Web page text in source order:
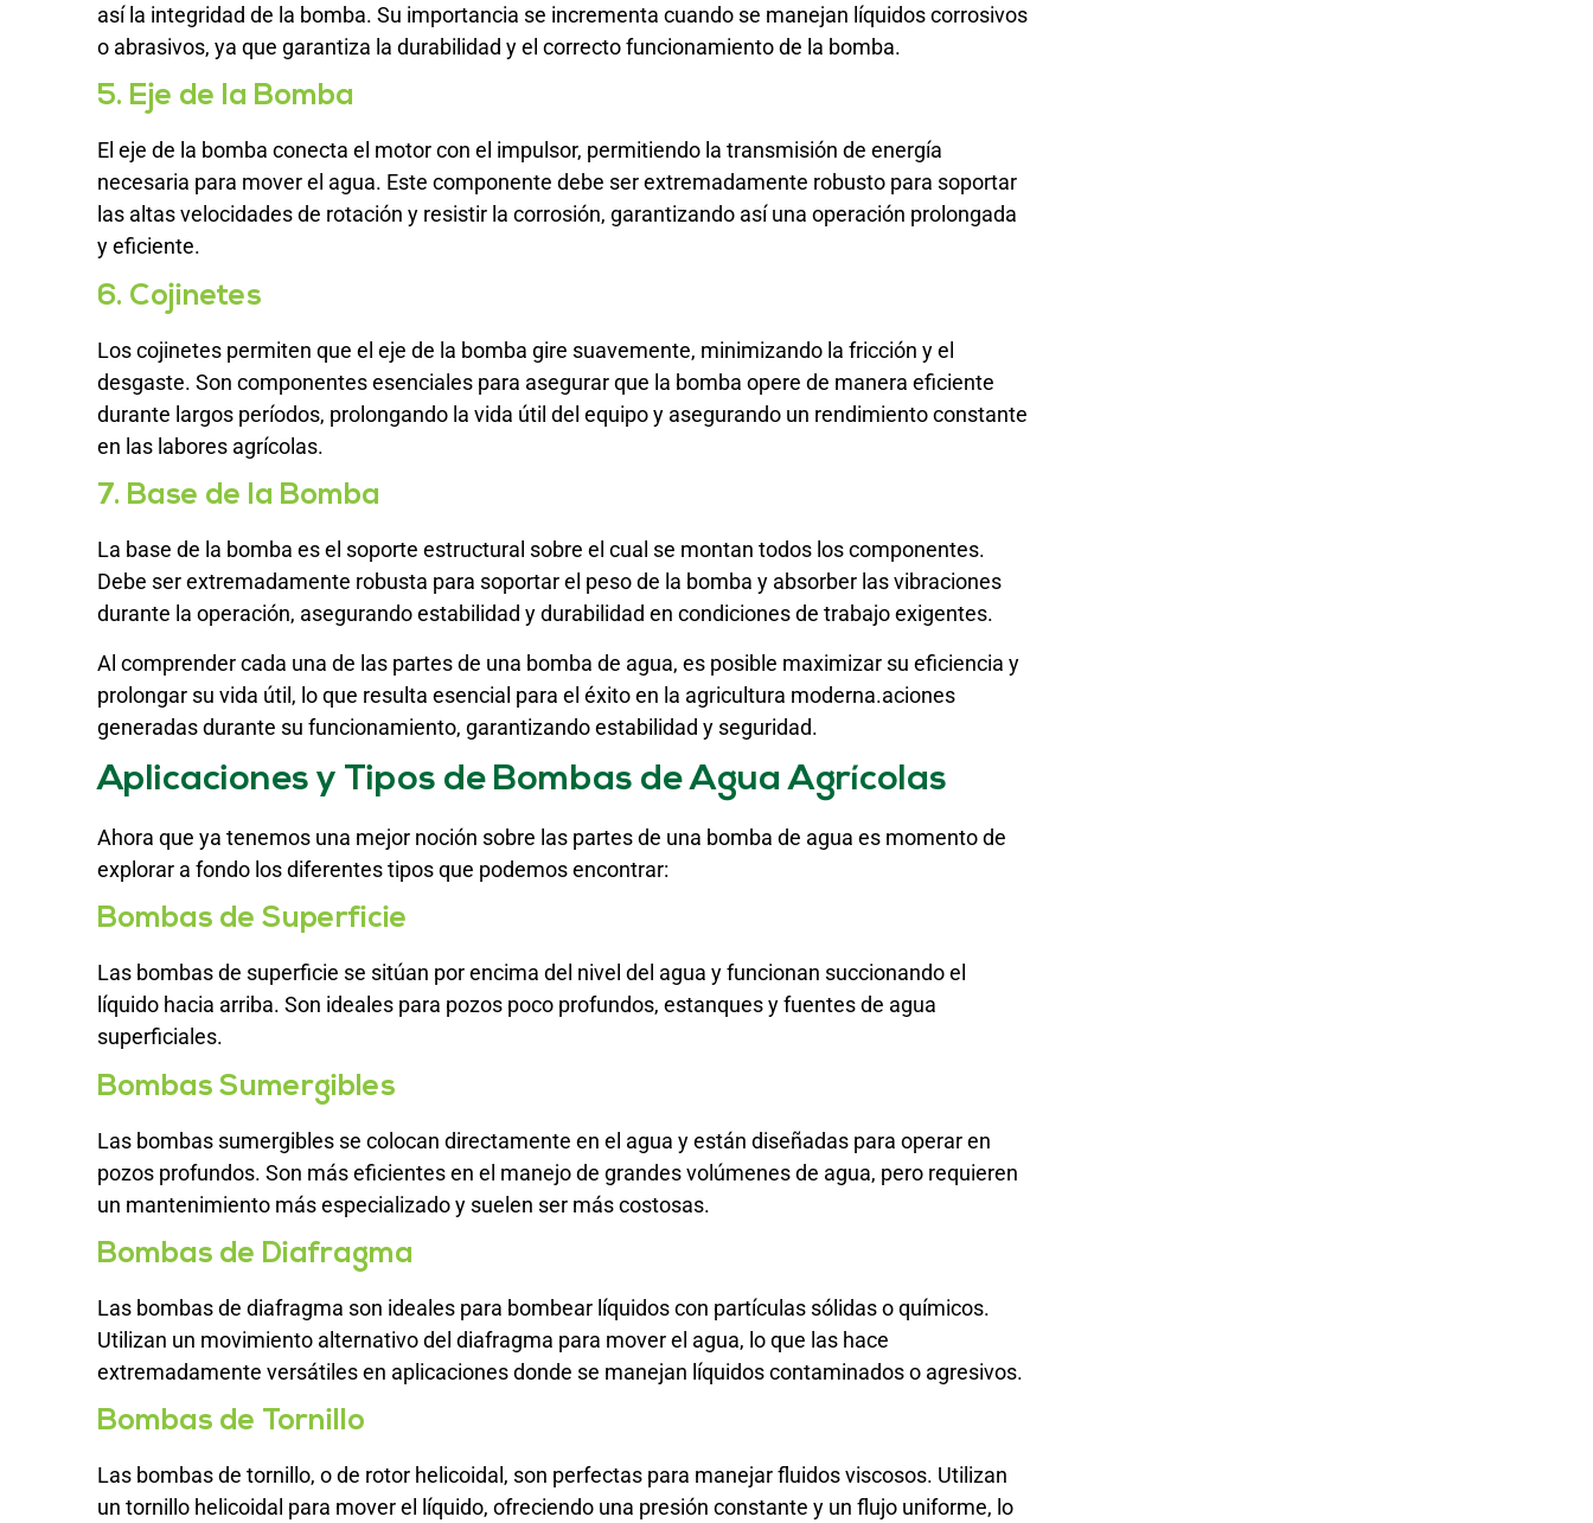
así la integridad de la bomba. Su importancia se incrementa cuando se manejan líquidos corrosivos
o abrasivos, ya que garantiza la durabilidad y el correcto funcionamiento de la bomba.
5. Eje de la Bomba
El eje de la bomba conecta el motor con el impulsor, permitiendo la transmisión de energía
necesaria para mover el agua. Este componente debe ser extremadamente robusto para soportar
las altas velocidades de rotación y resistir la corrosión, garantizando así una operación prolongada
y eficiente.
6. Cojinetes
Los cojinetes permiten que el eje de la bomba gire suavemente, minimizando la fricción y el
desgaste. Son componentes esenciales para asegurar que la bomba opere de manera eficiente
durante largos períodos, prolongando la vida útil del equipo y asegurando un rendimiento constante
en las labores agrícolas.
7. Base de la Bomba
La base de la bomba es el soporte estructural sobre el cual se montan todos los componentes.
Debe ser extremadamente robusta para soportar el peso de la bomba y absorber las vibraciones
durante la operación, asegurando estabilidad y durabilidad en condiciones de trabajo exigentes.
Al comprender cada una de las partes de una bomba de agua, es posible maximizar su eficiencia y
prolongar su vida útil, lo que resulta esencial para el éxito en la agricultura moderna.aciones
generadas durante su funcionamiento, garantizando estabilidad y seguridad.
Aplicaciones y Tipos de Bombas de Agua Agrícolas
Ahora que ya tenemos una mejor noción sobre las partes de una bomba de agua es momento de
explorar a fondo los diferentes tipos que podemos encontrar:
Bombas de Superficie
Las bombas de superficie se sitúan por encima del nivel del agua y funcionan succionando el
líquido hacia arriba. Son ideales para pozos poco profundos, estanques y fuentes de agua
superficiales.
Bombas Sumergibles
Las bombas sumergibles se colocan directamente en el agua y están diseñadas para operar en
pozos profundos. Son más eficientes en el manejo de grandes volúmenes de agua, pero requieren
un mantenimiento más especializado y suelen ser más costosas.
Bombas de Diafragma
Las bombas de diafragma son ideales para bombear líquidos con partículas sólidas o químicos.
Utilizan un movimiento alternativo del diafragma para mover el agua, lo que las hace
extremadamente versátiles en aplicaciones donde se manejan líquidos contaminados o agresivos.
Bombas de Tornillo
Las bombas de tornillo, o de rotor helicoidal, son perfectas para manejar fluidos viscosos. Utilizan
un tornillo helicoidal para mover el líquido, ofreciendo una presión constante y un flujo uniforme, lo